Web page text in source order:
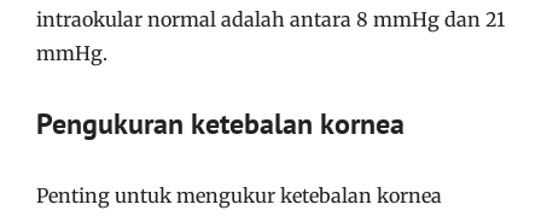
intraokular normal adalah antara 8 mmHg dan 21
mmHg.
Pengukuran ketebalan kornea
Penting untuk mengukur ketebalan kornea